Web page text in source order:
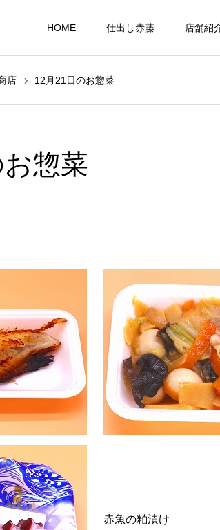
HOME 仕出し赤藤 店舗紹
店 12月21日のお惣菜
お惣菜
赤魚の粕漬け